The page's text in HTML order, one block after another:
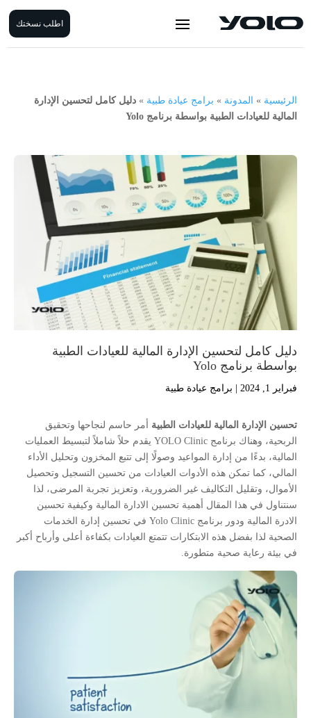
اطلب نسختك
الرئيسية » المدونة » برامج عيادة طبية » دليل كامل لتحسين الإدارة
المالية للعيادات الطبية بواسطة برنامج Yolo
دليل كامل لتحسين الإدارة المالية للعيادات الطبية
بواسطة برنامج Yolo
فبراير 1, 2024 برامج عيادة طبية
تحسين الإدارة المالية للعيادات الطبية أمر حاسم لنجاحها وتحقيق
الربحية، وهناك برنامج YOLO Clinic يقدم حلاً شاملاً لتبسيط العمليات
المالية، بدءًا من إدارة المواعيد وصولًا إلى تتبع المخزون وتحليل الأداء
المالي، كما تمكن هذه الأدوات العيادات من تحسين التسجيل وتحصيل
الأموال، وتقليل التكاليف غير الضرورية، وتعزيز تجربة المرضى، لذا
سنتناول في هذا المقال أهمية تحسين الادارة المالية وكيفية تحسين
الادرة المالية ودور برنامج Yolo Clinic في تحسين إدارة الخدمات
الصحية لذا بفضل هذه الابتكارات تتمتع العيادات بكفاءة أعلى وأرباح أكبر
في بيئة رعاية صحية متطورة.